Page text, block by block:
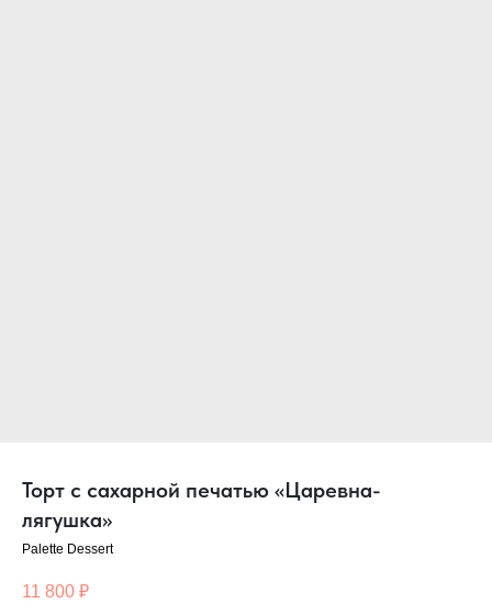
Торт с сахарной печатью «Царевна-
лягушка»
Palette Dessert
11 800 ₽